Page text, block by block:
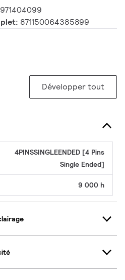
871150064385899
Développer tout
4PINSSINGLEENDED [4 Pins
Single Ended]
9 000 h